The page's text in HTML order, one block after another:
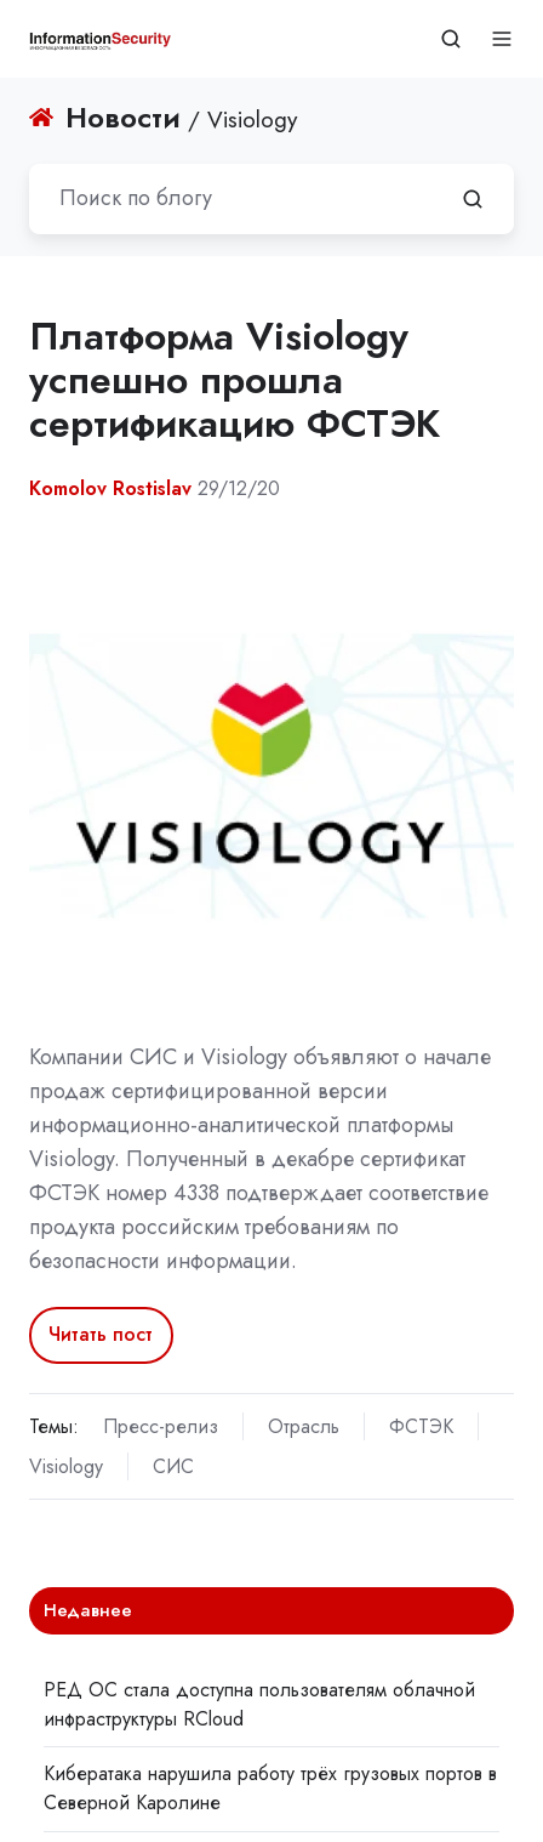
Новости / Visiology
Платформа Visiology
успешно прошла
сертификацию ФСТЭК
Komolov Rostislav 29/12/20
Компании СИС и Visiology объявляют о начале
продаж сертифицированной версии
информационно-аналитической платформы
Visiology. Полученный в декабре сертификат
ФСТЭК номер 4338 подтверждает соответствие
продукта российским требованиям по
безопасности информации.
Читать пост
Темы: Пресс-релиз Отрасль
ФСТЭК
Visiology
СИС
Недавнее
РЕД ОС стала доступна пользователям облачной
инфраструктуры RCloud
Кибератака нарушила работу трёх грузовых портов в
Северной Каролине